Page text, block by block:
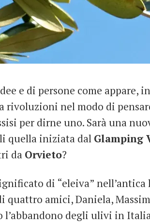
e di persone come appare,
rivoluzioni nel modo di
per dirne uno. Sarà una
quella iniziata dal Glamping
da Orvieto?
di “eleiva”
quattro amici, Daniela,
l’abbandono degli ulivi in